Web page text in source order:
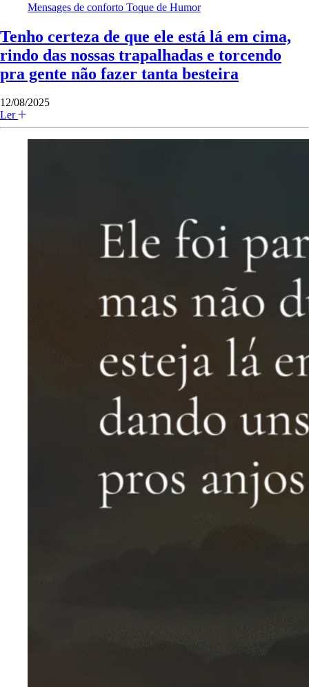
Mensages de conforto Toque de Humor
Tenho certeza de que ele está lá em cima,
rindo das nossas trapalhadas e torcendo
pra gente não fazer tanta besteira
12/08/2025
Ler